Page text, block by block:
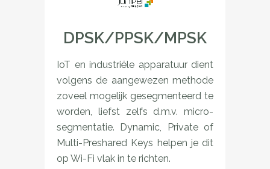
DPSK/PPSK/MPSK
IoT en industriële apparatuur dient
volgens de aangewezen methode
zoveel mogelijk gesegmenteerd te
worden, liefst zelfs d.m.v. micro-
segmentatie. Dynamic, Private of
Multi-Preshared Keys helpen je dit
op Wi-Fi vlak in te richten.